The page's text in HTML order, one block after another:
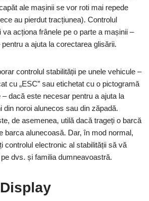
ale mașinii se vor roti mai repede
au pierdut tracțiunea). Controlul
va acționa frânele pe o parte a mașinii –
a ajuta la corectarea glisării.
controlul stabilității pe unele vehicule –
cu „ESC” sau etichetat cu o pictogramă
dacă este necesar pentru a ajuta la
din noroi alunecos sau din zăpadă.
de asemenea, utilă dacă trageți o barcă
barca alunecoasă. Dar, în mod normal,
controlul electronic al stabilității să vă
dvs. și familia dumneavoastră.